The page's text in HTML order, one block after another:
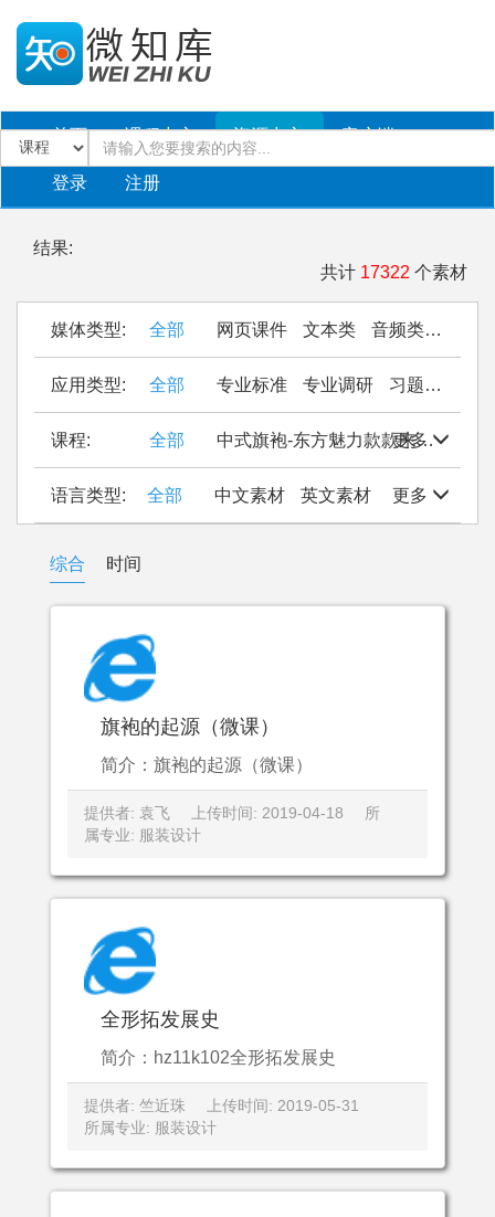
首页 课程中心 资源中心 客户端
登录 注册
结果:
共计 17322 个素材
媒体类型: 全部 网页课件 文本类 音频类
应用类型: 全部 专业标准 专业调研 习题作业
更多
课程: 全部 中式旗袍-东方魅力款款来 Seal
更多
语言类型: 全部 中文素材 英文素材
综合 时间
旗袍的起源（微课）
简介：旗袍的起源（微课）
提供者: 袁飞 上传时间: 2019-04-18
所
属专业: 服装设计
全形拓发展史
简介：hz11k102全形拓发展史
提供者: 竺近珠
上传时间: 2019-05-31
所属专业: 服装设计